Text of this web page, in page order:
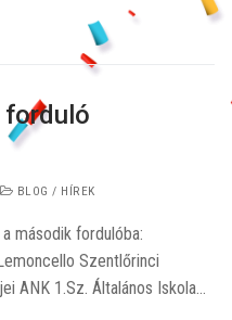
forduló
BLOG / HÍREK
második fordulóba:
Szentlőrinci
ANK 1.Sz. Általános Iskola…